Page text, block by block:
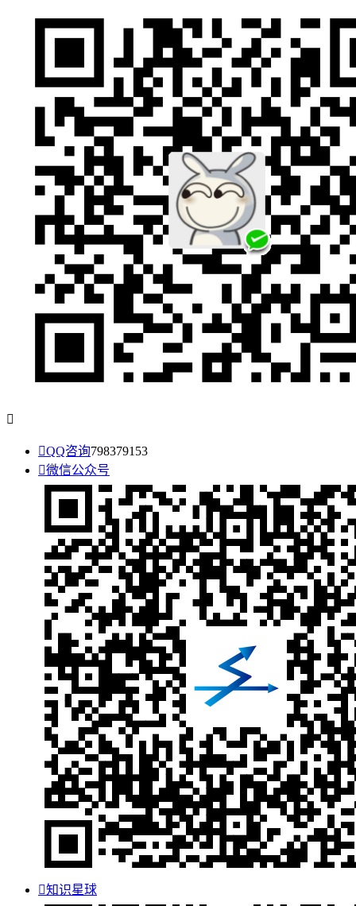

QQ咨询798379153
微信公众号
知识星球